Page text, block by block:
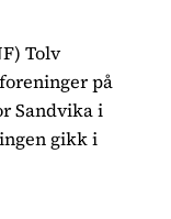
Tolv
på
Sandvika i
gikk i